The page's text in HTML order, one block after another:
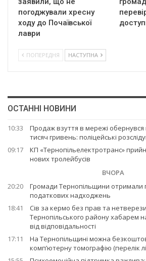
погоджували хресну
ходу до Почаївської
лаври
ПОПЕРЕДНЯ НАСТУПНА
ОСТАННІ НОВИНИ
10:33
Продаж взуття в мережі
тисяч гривень: поліцейські
09:17
КП «Тернопільелектротранс»
нових тролейбусів
ВЧОРА
20:20
Громади Тернопільщини отримали
податкових надходжень
18:41
Сів за кермо без прав та
Тернопільського району хабарем
від відповідальності
17:11
На Тернопільщині можна
комп’ютерну томографію (перелік